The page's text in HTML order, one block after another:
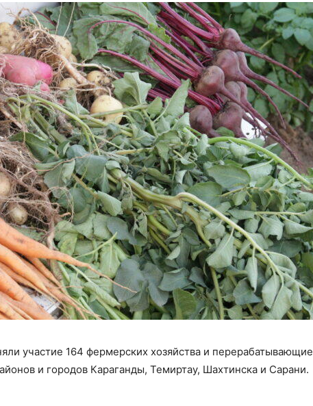
участие 164 фермерских хозяйства и перерабатывающие
и городов Караганды, Темиртау, Шахтинска и Сарани.